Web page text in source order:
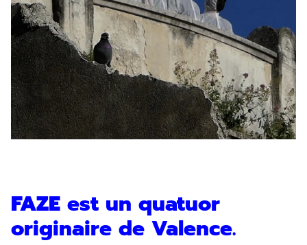
FAZE est un quatuor
originaire de Valence.